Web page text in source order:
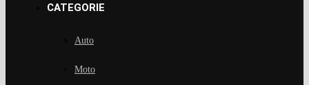
CATEGORIE
Auto
Moto